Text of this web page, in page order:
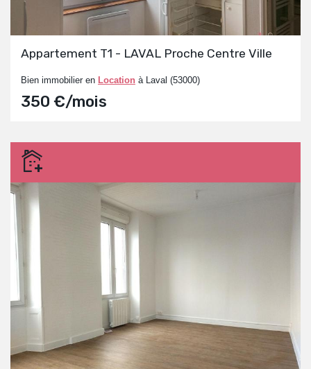
Appartement T1 - LAVAL Proche Centre Ville
Bien immobilier en Location à Laval (53000)
350 €/mois